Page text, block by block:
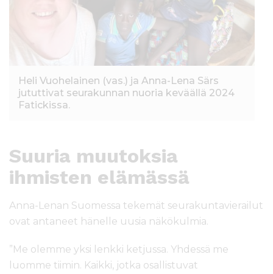
Heli Vuohelainen (vas.) ja Anna-Lena Särs
jututtivat seurakunnan nuoria keväällä 2024
Fatickissa.
Suuria muutoksia
ihmisten elämässä
Anna-Lenan Suomessa tekemät seurakuntavierailut
ovat antaneet hänelle uusia näkökulmia.
”Me olemme yksi lenkki ketjussa. Yhdessä me
luomme tiimin. Kaikki, jotka osallistuvat